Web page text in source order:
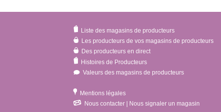
Liste des magasins de producteurs
Les producteurs de vos magasins de producteurs
Des producteurs en direct
Histoires de Producteurs
Valeurs des magasins de producteurs
Mentions légales
Nous contacter | Nous signaler un magasin